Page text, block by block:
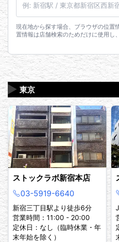
現在地から探す場合、ブラウザの位置
置情報は店舗検索のためだけに使用し
東京
▶
ストックラボ新宿本店
03-5919-6640
新宿三丁目駅より徒歩6分
営業時間：11:00 - 20:00
定休日：なし（臨時休業・年
末年始を除く）